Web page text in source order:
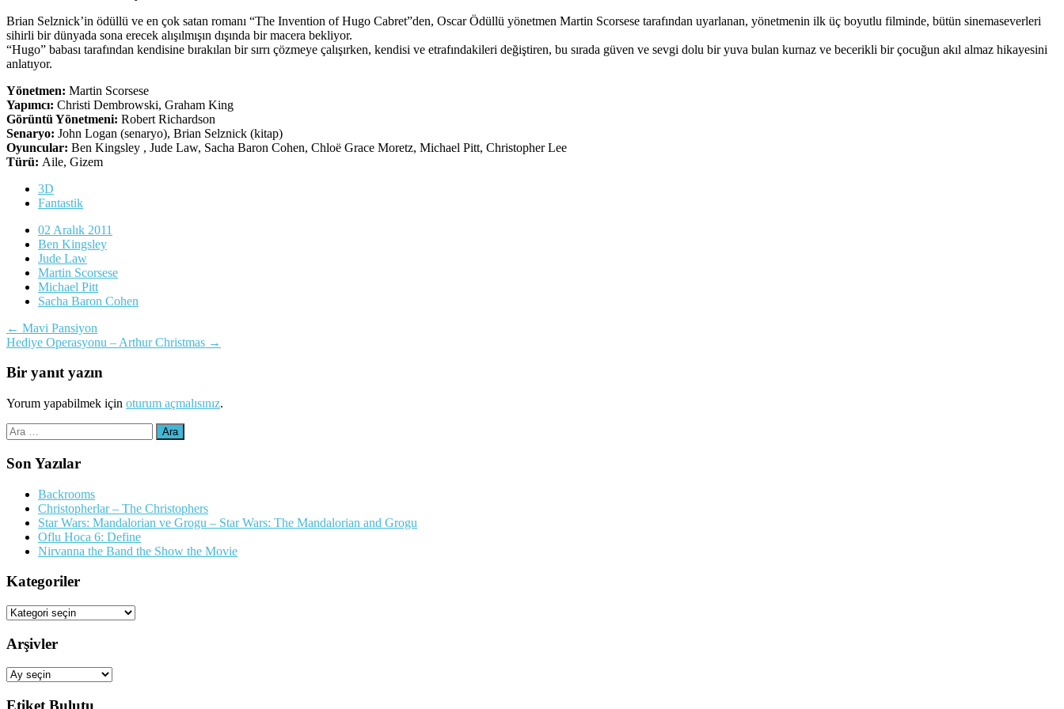
Brian Selznick’in ödüllü ve en çok satan romanı “The Invention of Hugo Cabret”den, Oscar Ödüllü yönetmen Martin Scorsese tarafından uyarlanan, yönetmenin ilk üç boyutlu filminde, bütün sinemaseverleri
sihirli bir dünyada sona erecek alışılmışın dışında bir macera bekliyor.
“Hugo” babası tarafından kendisine bırakılan bir sırrı çözmeye çalışırken, kendisi ve etrafındakileri değiştiren, bu sırada güven ve sevgi dolu bir yuva bulan kurnaz ve becerikli bir çocuğun akıl almaz hikayesini
anlatıyor.
Yönetmen: Martin Scorsese
Yapımcı: Christi Dembrowski, Graham King
Görüntü Yönetmeni: Robert Richardson
Senaryo: John Logan (senaryo), Brian Selznick (kitap)
Oyuncular: Ben Kingsley , Jude Law, Sacha Baron Cohen, Chloë Grace Moretz, Michael Pitt, Christopher Lee
Türü: Aile, Gizem
3D
Fantastik
02 Aralık 2011
Ben Kingsley
Jude Law
Martin Scorsese
Michael Pitt
Sacha Baron Cohen
Yazı
dolaşımı
← Mavi Pansiyon
Hediye Operasyonu – Arthur Christmas →
Bir yanıt yazın
Yorum yapabilmek için oturum açmalısınız.
Arama:
Son Yazılar
Backrooms
Christopherlar – The Christophers
Star Wars: Mandalorian ve Grogu – Star Wars: The Mandalorian and Grogu
Oflu Hoca 6: Define
Nirvanna the Band the Show the Movie
Kategoriler
Kategoriler
Arşivler
Arşivler
Etiket Bulutu